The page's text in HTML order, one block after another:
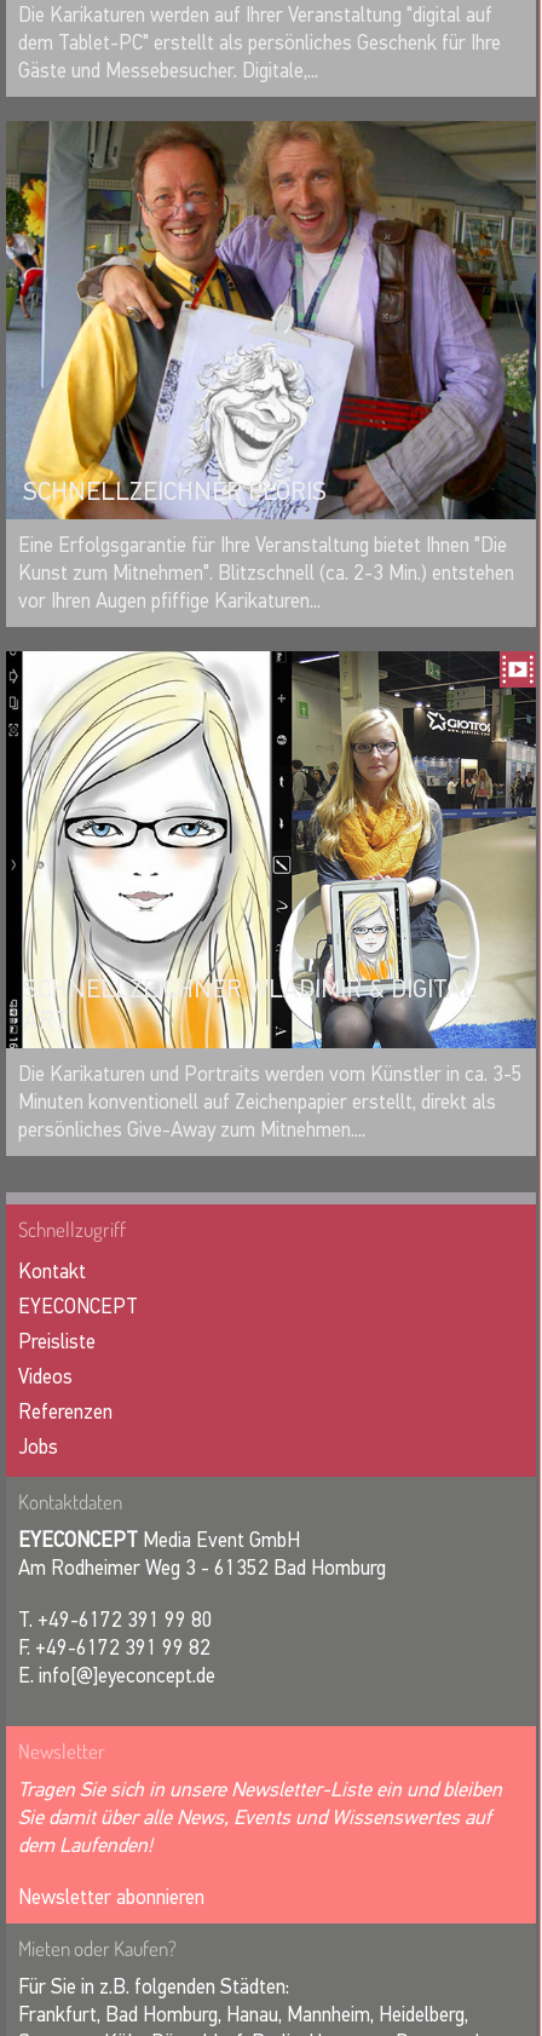
MERKEN
Die Karikaturen werden auf Ihrer Veranstaltung "digital auf
dem Tablet-PC" erstellt als persönliches Geschenk für Ihre
Gäste und Messebesucher. Digitale,...
SCHNELLZEICHNER FLORIS
MERKEN
Eine Erfolgsgarantie für Ihre Veranstaltung bietet Ihnen "Die
Kunst zum Mitnehmen". Blitzschnell (ca. 2-3 Min.) entstehen
vor Ihren Augen pfiffige Karikaturen...
SCHNELLZEICHNER WLADIMIR & DIGITAL
ART
MERKEN
Die Karikaturen und Portraits werden vom Künstler in ca. 3-5
Minuten konventionell auf Zeichenpapier erstellt, direkt als
persönliches Give-Away zum Mitnehmen....
Schnellzugriff
Kontakt
EYECONCEPT
Preisliste
Videos
Referenzen
Jobs
Kontaktdaten
EYECONCEPT Media Event GmbH
Am Rodheimer Weg 3 - 61352 Bad Homburg
T. +49-6172 391 99 80
F. +49-6172 391 99 82
E. info[@]eyeconcept.de
Newsletter
Tragen Sie sich in unsere Newsletter-Liste ein und bleiben
Sie damit über alle News, Events und Wissenswertes auf
dem Laufenden!
Newsletter abonnieren
Mieten oder Kaufen?
Für Sie in z.B. folgenden Städten:
Frankfurt, Bad Homburg, Hanau, Mannheim, Heidelberg,